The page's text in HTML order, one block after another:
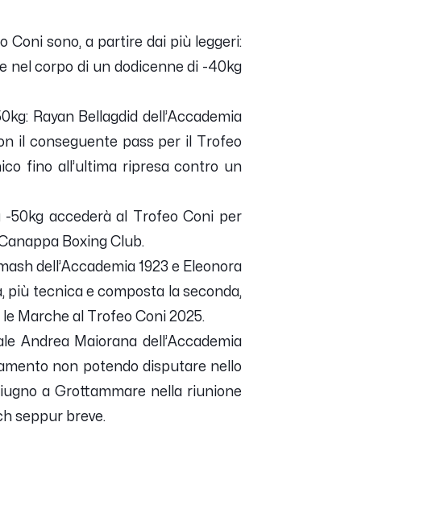
Coni sono, a partire dai più leggeri:
nel corpo di un dodicenne di -40kg
Rayan Bellagdid dell’Accademia
il conseguente pass per il Trofeo
fino all’ultima ripresa contro un
-50kg accederà al Trofeo Coni per
Boxing Club.
dell’Accademia 1923 e Eleonora
più tecnica e composta la seconda,
Marche al Trofeo Coni 2025.
Andrea Maiorana dell’Accademia
non potendo disputare nello
a Grottammare nella riunione
seppur breve.